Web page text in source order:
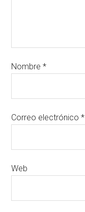
Nombre*
Correo electrónico*
Web